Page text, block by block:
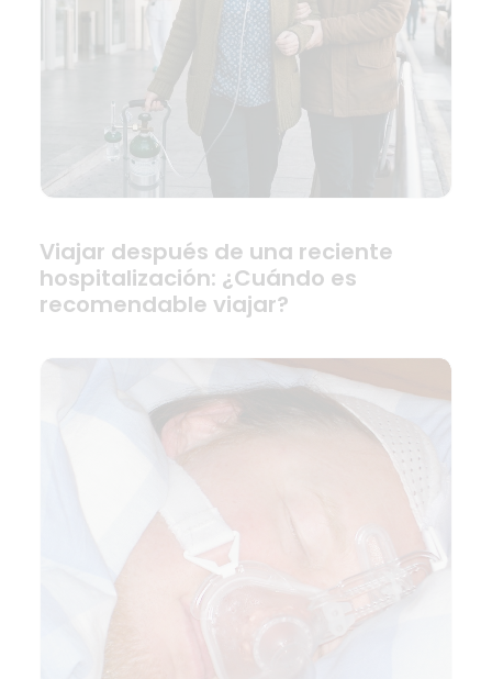
Viajar después de una reciente
hospitalización: ¿Cuándo es
recomendable viajar?